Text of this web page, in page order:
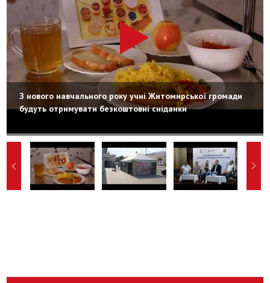
З нового навчального року учні Житомирської громади
будуть отримувати безкоштовні сніданки